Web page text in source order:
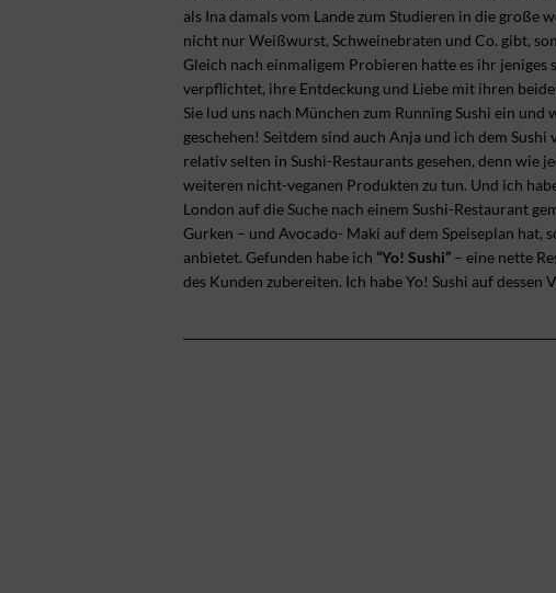
als Ina damals vom Lande zum Studieren in die große
nicht nur Weißwurst, Schweinebraten und Co. gibt,
Gleich nach einmaligem Probieren hatte es ihr
verpflichtet, ihre Entdeckung und Liebe mit ihren
Sie lud uns nach München zum Running Sushi ein
geschehen! Seitdem sind auch Anja und ich dem
relativ selten in Sushi-Restaurants gesehen, denn wie
weiteren nicht-veganen Produkten zu tun. Und ich
London auf die Suche nach einem Sushi-Restaurant
Gurken – und Avocado- Maki auf dem Speiseplan hat,
anbietet. Gefunden habe ich “Yo! Sushi” – eine nette
des Kunden zubereiten. Ich habe Yo! Sushi auf dessen